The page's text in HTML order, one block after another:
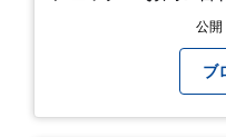
公開
ブ